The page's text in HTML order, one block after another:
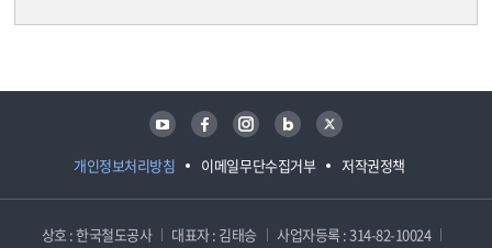
개인정보처리방침 이메일무단수집거부 저작권정책
유튜브 페이스북 인스타그램 블로그 트위터
상호 : 한국철도공사 대표자 : 김태승
사업자등록 : 314-82-10024